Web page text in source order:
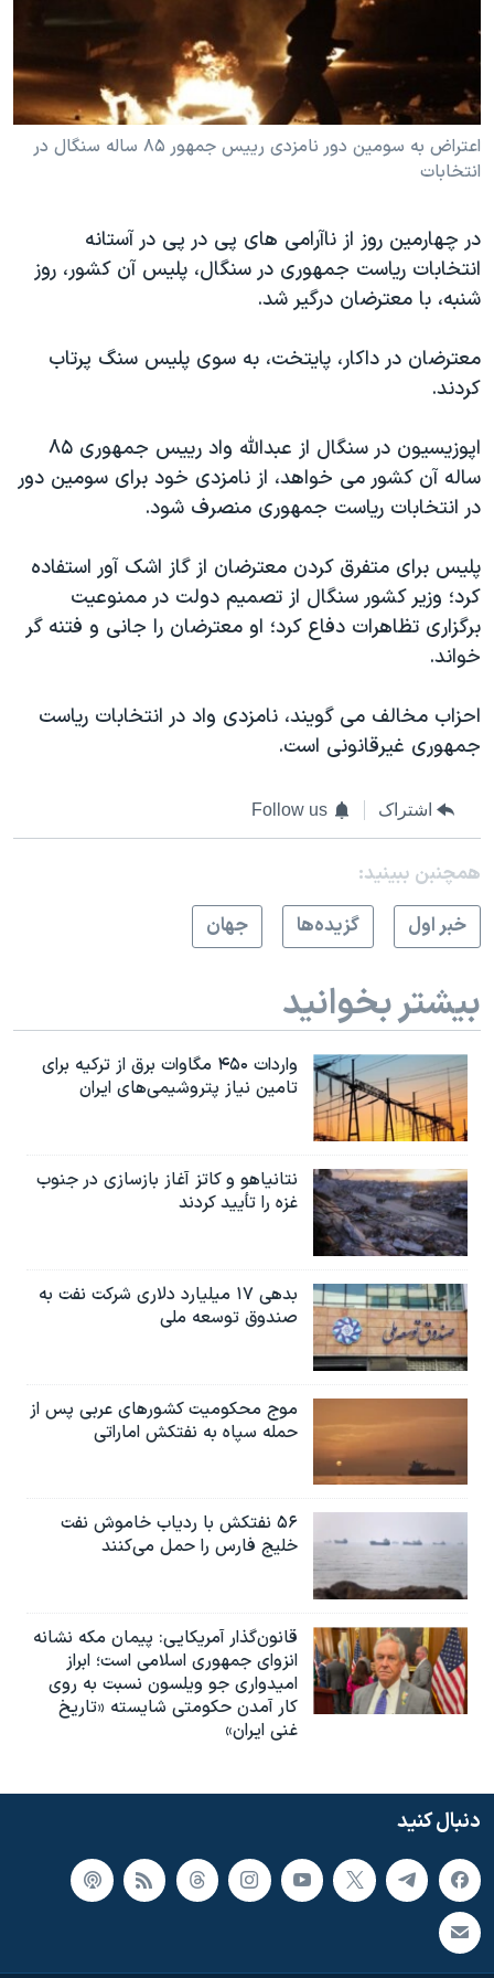
حقوق شهروندی
اقتصادی
علم و فناوری
اسرائیل در جنگ
آرشیو پخش زنده
انتخابات ریاست جمهوری آمریکا ۲۰۲۴
حمله جمهوری اسلامی به اسرائیل
رمز مهسا
ورزش زنان در ایران
مجموعه مستندهای دادخواهی
تریبونال مردمی آبان ۹۸
چهل سال گروگان‌گیری
اعتراضات مردمی آبان ۹۸
اسرائیل در جنگ
همایش محافظه‌کاران آمریکا «سی‌پک»
صفحه‌های ویژه
سفر پرزیدنت ترامپ به چین
زبانهای مختلف
اعتراض به سومين دور نامزدی رييس جمهور ۸۵ ساله سنگال در
انتخابات
در چهارمین روز از ناآرامی های پی در پی در آستانه
انتخابات ریاست جمهوری در سنگال، پلیس آن کشور، روز
شنبه، با معترضان درگیر شد.
معترضان در داکار، پایتخت، به سوی پلیس سنگ پرتاب
کردند.
اپوزیسیون در سنگال از عبدالله واد ريیس جمهوری ۸۵
ساله آن کشور می خواهد، از نامزدی خود برای سومین دور
در انتخابات ریاست جمهوری منصرف شود.
پلیس برای متفرق کردن معترضان از گاز اشک آور استفاده
کرد؛ وزیر کشور سنگال از تصمیم دولت در ممنوعیت
برگزاری تظاهرات دفاع کرد؛ او معترضان را جانی و فتنه گر
خواند.
احزاب مخالف می گویند، نامزدی واد در انتخابات ریاست
جمهوری غیرقانونی است.
اشتراک Follow us
همچنبن ببینید:
خبر اول
گزيده‌ها جهان
بیشتر بخوانید
واردات ۴۵۰ مگاوات برق از ترکیه برای
تامین نیاز پتروشیمی‌های ایران
نتانیاهو و کاتز آغاز بازسازی در جنوب
غزه را تأیید کردند
بدهی ۱۷ میلیارد دلاری شرکت نفت به
صندوق توسعه ملی
موج محکومیت کشورهای عربی پس از
حمله سپاه به نفتکش اماراتی
۵۶ نفتکش با ردیاب خاموش نفت
خلیج فارس را حمل می‌کنند
قانون‌گذار آمریکایی: پیمان مکه نشانه
انزوای جمهوری اسلامی است؛ ابراز
امیدواری جو ویلسون نسبت به روی
کار آمدن حکومتی شایسته «تاریخ
غنی ایران»
دنبال کنید